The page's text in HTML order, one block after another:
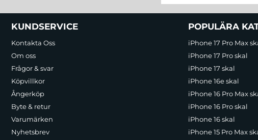
Sidfot Blandad info och länkar
KUNDSERVICE
Kontakta Oss
Om oss
Frågor & svar
Köpvillkor
Ångerköp
Byte & retur
Varumärken
Nyhetsbrev
POPULÄRA
iPhone 17 Pro Max
iPhone 17 Pro skal
iPhone 17 skal
iPhone 16e skal
iPhone 16 Pro Max
iPhone 16 Pro skal
iPhone 16 skal
iPhone 15 Pro Max